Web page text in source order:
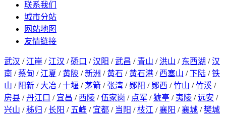
联系我们
城市分站
网站地图
友情链接
武汉 / 江岸 / 江汉 /硚口 /汉阳 /武昌 / 青山 / 洪山 / 东西湖 /汉
南 /蔡甸 / 江夏 /黄陂 /新洲 /黄石 /黄石港 / 西塞山 /下陆 /铁
山 / 阳新 / 大冶 /十堰 /茅箭 / 张湾 / 郧阳 / 郧西 /竹山 /竹溪 /
房县 /丹江口 / 宜昌 / 西陵 /伍家岗 / 点军 /猇亭 / 夷陵 /远安 /
兴山 /秭归 /长阳 / 五峰 / 宜都 / 当阳 /枝江 /襄阳 /襄城 /樊城